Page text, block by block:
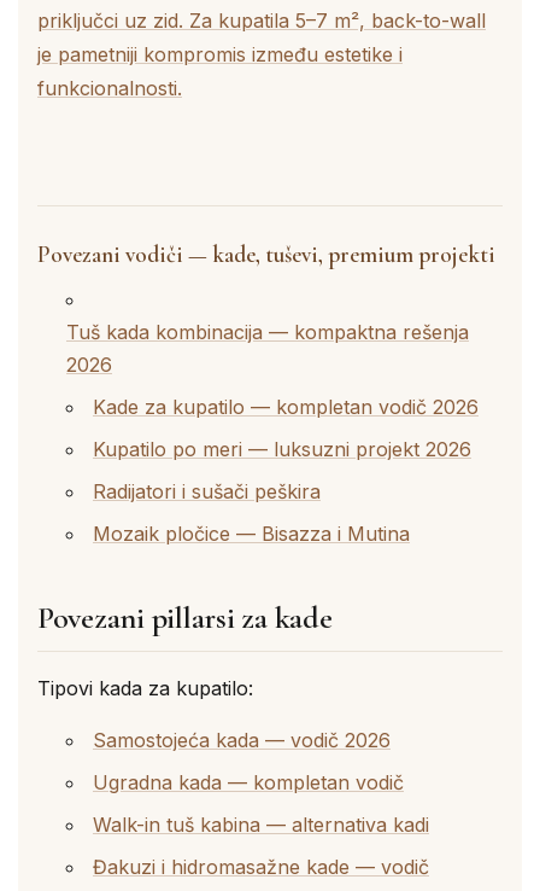
priključci uz zid. Za kupatila 5–7 m², back-to-wall
je pametniji kompromis između estetike i
funkcionalnosti.
Povezani vodiči — kade, tuševi, premium projekti
Tuš kada kombinacija — kompaktna rešenja
2026
Kade za kupatilo — kompletan vodič 2026
Kupatilo po meri — luksuzni projekt 2026
Radijatori i sušači peškira
Mozaik pločice — Bisazza i Mutina
Povezani pillarsi za kade
Tipovi kada za kupatilo:
Samostojeća kada — vodič 2026
Ugradna kada — kompletan vodič
Walk-in tuš kabina — alternativa kadi
Đakuzi i hidromasažne kade — vodič